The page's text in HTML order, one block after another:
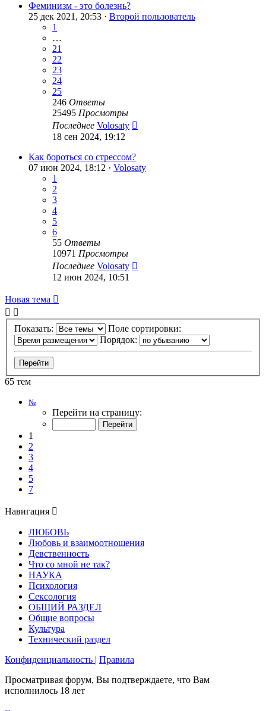
Феминизм - это болезнь?
25 дек 2021, 20:53 · Второй пользователь
1
…
21
22
23
24
25
246 Ответы
25495 Просмотры
Последнее Volosaty
18 сен 2024, 19:12
Как бороться со стрессом?
07 июн 2024, 18:12 · Volosaty
1
2
3
4
5
6
55 Ответы
10971 Просмотры
Последнее Volosaty
12 июн 2024, 10:51
Новая тема
Показать:
Поле сортировки:
Порядок:
65 тем
№Страница
из
Перейти на страницу:
1
2
3
4
5
7
Навигация
ЛЮБОВЬ
Любовь и взаимоотношения
Девственность
Что со мной не так?
НАУКА
Психология
Сексология
ОБЩИЙ РАЗДЕЛ
Общие вопросы
Культура
Технический раздел
Конфиденциальность | Правила
Просматривая форум, Вы подтверждаете, что Вам
исполнилось 18 лет